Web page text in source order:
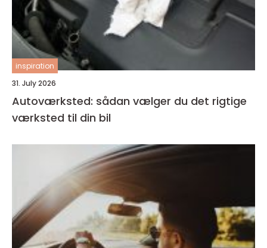
inspiration
31. July 2026
Autoværksted: sådan vælger du det rigtige
værksted til din bil